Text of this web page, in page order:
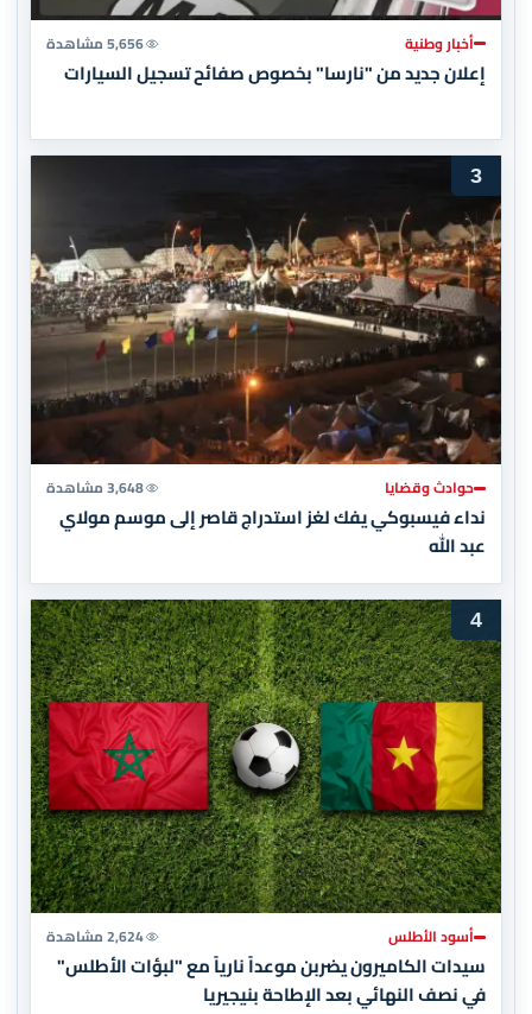
أخبار وطنية 5,656 مشاهدة
إعلان جديد من "نارسا" بخصوص صفائح تسجيل السيارات
3
حوادث وقضايا 3,648 مشاهدة
نداء فيسبوكي يفك لغز استدراج قاصر إلى موسم مولاي
عبد الله
4
أسود الأطلس 2,624 مشاهدة
سيدات الكاميرون يضربن موعداً نارياً مع "لبؤات الأطلس"
في نصف النهائي بعد الإطاحة بنيجيريا